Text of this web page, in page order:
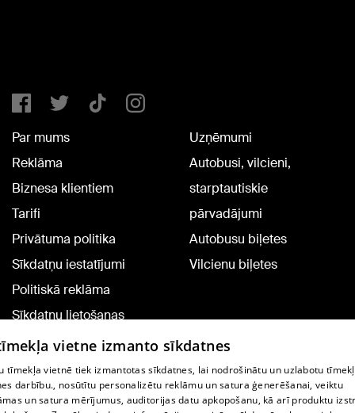
Par mums
Reklāma
Biznesa klientiem
Tarifi
Privātuma politika
Sīkdatņu iestatījumi
Politiskā reklāma
Sīkdatņu lietošanas
noteikumi
Komentāru pievienošana
Uzņēmumi
Autobusi, vilcieni,
starptautiskie
pārvadājumi
Autobusu biļetes
Vilcienu biļetes
TV programma
vietne izmanto sīkdatnes
tīmekļa vietnē tiek izmantotas sīkdatnes, lai nodrošinātu un uzlabotu
darbību., nosūtītu personalizētu reklāmu un satura ģenerēšanai, veiktu
un satura mērījumus, auditorijas datu apkopošanu, kā arī produktu